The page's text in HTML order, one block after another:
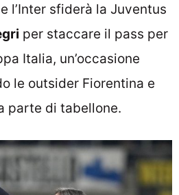
l’Inter sfiderà la Juventus
per staccare il pass per
Italia, un’occasione
le outsider Fiorentina e
parte di tabellone.